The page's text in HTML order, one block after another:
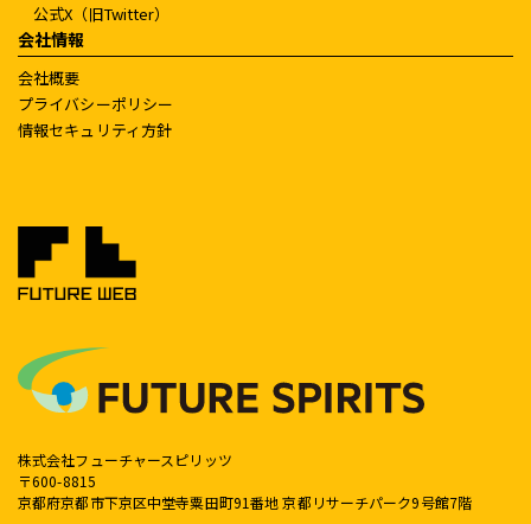
公式X（旧Twitter）
会社情報
会社概要
プライバシーポリシー
情報セキュリティ方針
株式会社フューチャースピリッツ
〒600-8815
京都府京都市下京区中堂寺粟田町91番地 京都リサーチパーク9号館7階